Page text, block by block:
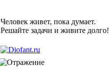
Человек живет, пока думает.
Решайте задачи и живите долго!